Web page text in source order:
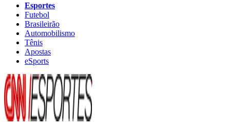
Esportes
Futebol
Brasileirão
Automobilismo
Tênis
Apostas
eSports